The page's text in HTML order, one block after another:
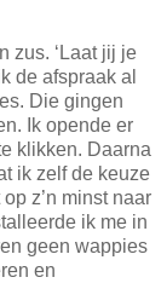
zus. ‘Laat jij je
de afspraak al
Die gingen
Ik opende er
klikken. Daarna
ik zelf de keuze
z’n minst naar
ik me in
geen wappies
en